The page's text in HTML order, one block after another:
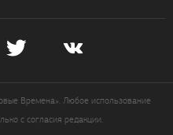
Времена». Любое использование
с согласия редакции.